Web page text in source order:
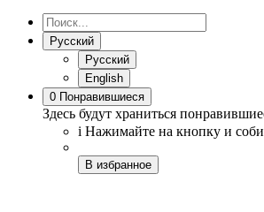
Русский
Русский
English
0 Понравившиеся
Здесь будут храниться
i Нажимайте на кнопку и
В избранное